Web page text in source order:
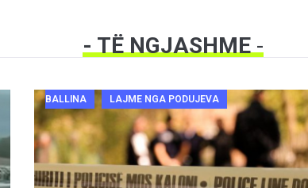
- TË NGJASHME-
BALLINA LAJME NGA PODUJEVA